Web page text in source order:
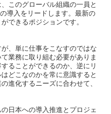
このグローバル組織の一員と
導入をリードします。最新の
できるポジションです。
、単に仕事をこなすのではな
業務に取り組む必要がありま
ることができるのか、逆にリ
どこなのかを常に意識すると
進化するニーズに合わせて、
日本への導入推進とプロジェ